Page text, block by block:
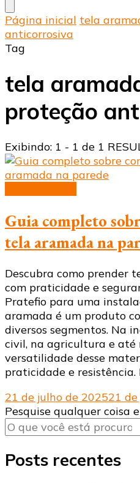
Página inicial tela
anticorrosiva
Tag
tela
proteção
Exibindo: 1 - 1 de 1
Guia completo
tela aramada na
Descubra como prender
com praticidade e
Pratefio para uma
aramada é um produto
diversos segmentos. Na
civil, na agricultura e até
versatilidade desse
praticidade e resistência.
21 de julho de 202521
Procurando
algo?
Pesquise qualquer coisa
Posts recentes